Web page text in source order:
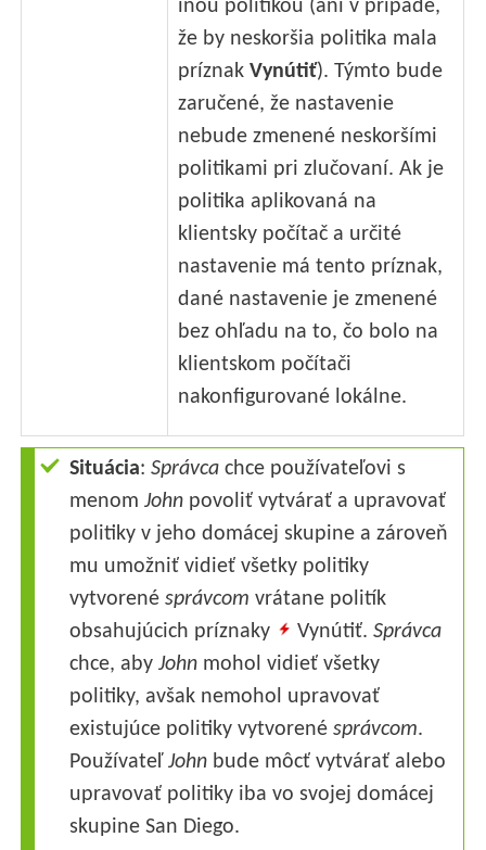
inou politikou (ani v prípade,
že by neskoršia politika mala
príznakVynútiť). Týmto bude
zaručené, že nastavenie
nebude zmenené neskoršími
politikami pri zlučovaní. Ak je
politika aplikovaná na
klientsky počítač a určité
nastavenie má tento príznak,
dané nastavenie je zmenené
bez ohľadu na to, čo bolo na
klientskom počítači
nakonfigurované lokálne.
Situácia:Správca chce používateľovi s
menomJohn povoliť vytvárať a upravovať
politiky v jeho domácej skupine a zároveň
mu umožniť vidieť všetky politiky
vytvorenésprávcom vrátane politík
obsahujúcich príznaky
Vynútiť.Správca
chce, abyJohn mohol vidieť všetky
politiky, avšak nemohol upravovať
existujúce politiky vytvorenésprávcom.
PoužívateľJohn bude môcť vytvárať alebo
upravovať politiky iba vo svojej domácej
skupine San Diego.